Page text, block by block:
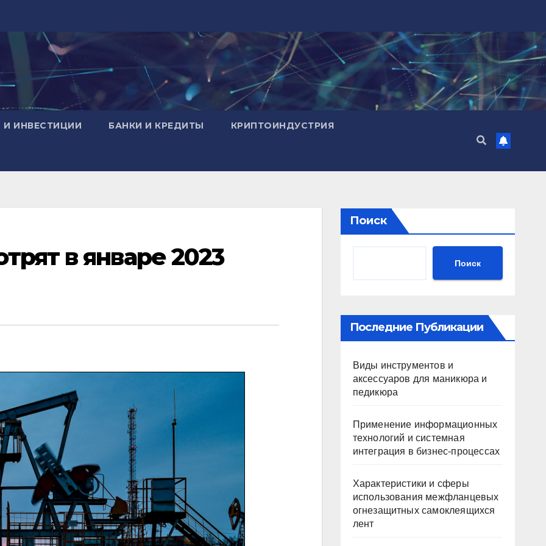
И ИНВЕСТИЦИИ БАНКИ И КРЕДИТЫ КРИПТОИНДУСТРИЯ
в январе 2023
Поиск
Поиск
Последние Публикации
Виды инструментов и
аксессуаров для маникюра и
педикюра
Применение информационных
технологий и системная
интеграция в бизнес-процессах
Характеристики и сферы
использования межфланцевых
огнезащитных самоклеящихся
лент